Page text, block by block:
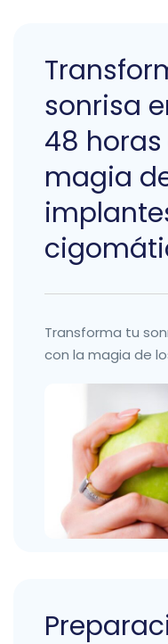
sonrisa
48
magia
Transforma tu
con la magia de